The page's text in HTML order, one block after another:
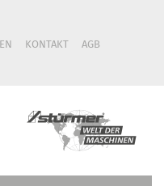
KONTAKT
AGB